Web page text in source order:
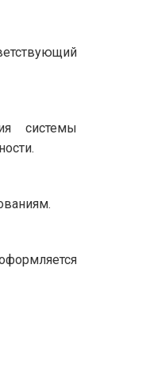
системы